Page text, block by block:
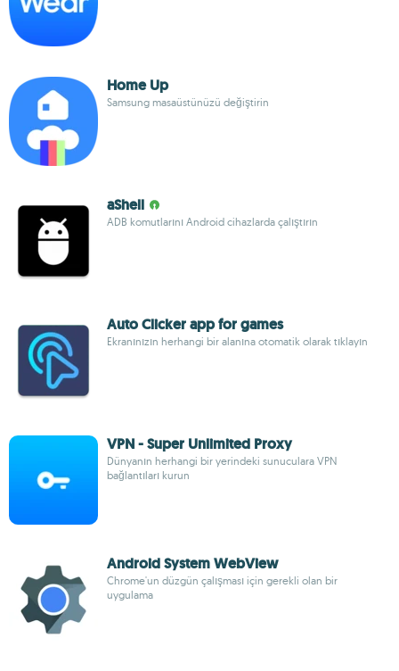
Home Up
Samsung masaüstünüzü değiştirin
aShell
ADB komutlarını Android cihazlarda çalıştırın
Auto Clicker app for games
Ekranınızın herhangi bir alanına otomatik olarak tıklayın
VPN - Super Unlimited Proxy
Dünyanın herhangi bir yerindeki sunuculara VPN
bağlantıları kurun
Android System WebView
Chrome'un düzgün çalışması için gerekli olan bir
uygulama